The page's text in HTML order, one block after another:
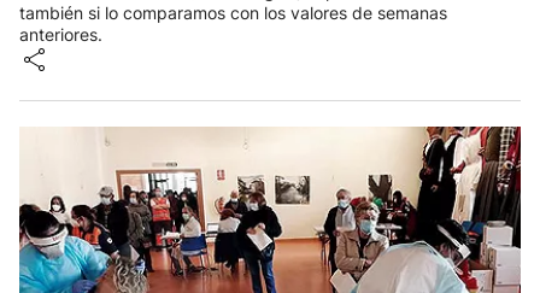
también si lo comparamos con los valores de semanas
anteriores.